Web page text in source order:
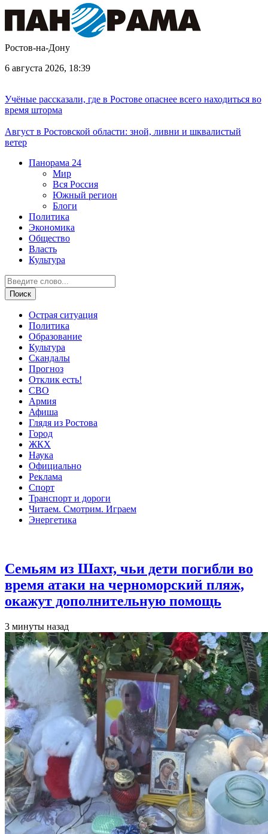
Ростов-на-Дону
6 августа 2026, 18:39
Учёные рассказали, где в Ростове опаснее всего находиться во
время шторма
Август в Ростовской области: зной, ливни и шквалистый
ветер
Панорама 24
Мир
Вся Россия
Южный регион
Блоги
Политика
Экономика
Общество
Власть
Культура
Острая ситуация
Политика
Образование
Культура
Скандалы
Прогноз
Отклик есть!
СВО
Армия
Афиша
Глядя из Ростова
Город
ЖКХ
Наука
Официально
Реклама
Спорт
Транспорт и дороги
Читаем. Смотрим. Играем
Энергетика
Семьям из Шахт, чьи дети погибли во
время атаки на черноморский пляж,
окажут дополнительную помощь
3 минуты назад